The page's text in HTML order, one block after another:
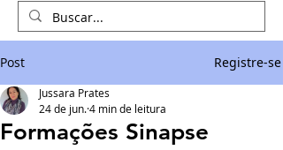
Post Registre-se
Formações Sinapse
Jussara Prates
24 de jun.4 min de leitura